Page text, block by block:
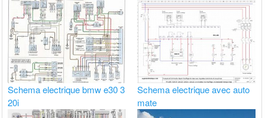
Schema electrique bmw e30 3
20i
Schema electrique avec auto
mate